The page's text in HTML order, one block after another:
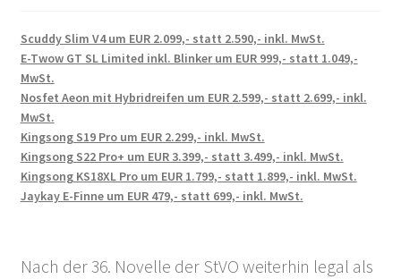
Scuddy Slim V4 um EUR 2.099,- statt 2.590,- inkl. MwSt.
E-Twow GT SL Limited inkl. Blinker um EUR 999,- statt 1.049,-
MwSt.
Nosfet Aeon mit Hybridreifen um EUR 2.599,- statt 2.699,- inkl.
MwSt.
Kingsong S19 Pro um EUR 2.299,- inkl. MwSt.
Kingsong S22 Pro+ um EUR 3.399,- statt 3.499,- inkl. MwSt.
Kingsong KS18XL Pro um EUR 1.799,- statt 1.899,- inkl. MwSt.
Jaykay E-Finne um EUR 479,- statt 699,- inkl. MwSt.
Nach der 36. Novelle der StVO weiterhin legal als